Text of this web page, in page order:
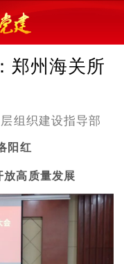
郑州海关所
组织建设指导部
阳红
放高质量发展